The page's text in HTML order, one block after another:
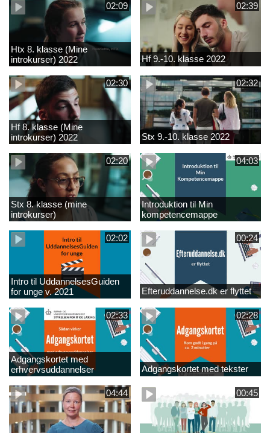
02:09
Htx 8. klasse (Mine
introkurser) 2022
02:39
Hf 9.-10. klasse 2022
02:30
Hf 8. klasse (Mine
introkurser) 2022
02:32
Stx 9.-10. klasse 2022
02:20
Stx 8. klasse (mine
introkurser)
04:03
Introduktion til Min
kompetencemappe
02:02
Intro til UddannelsesGuiden
for unge v. 2021
00:24
Efteruddannelse.dk er flyttet
02:33
Adgangskortet med
erhvervsuddannelser
02:28
Adgangskortet med tekster
04:44 00:45